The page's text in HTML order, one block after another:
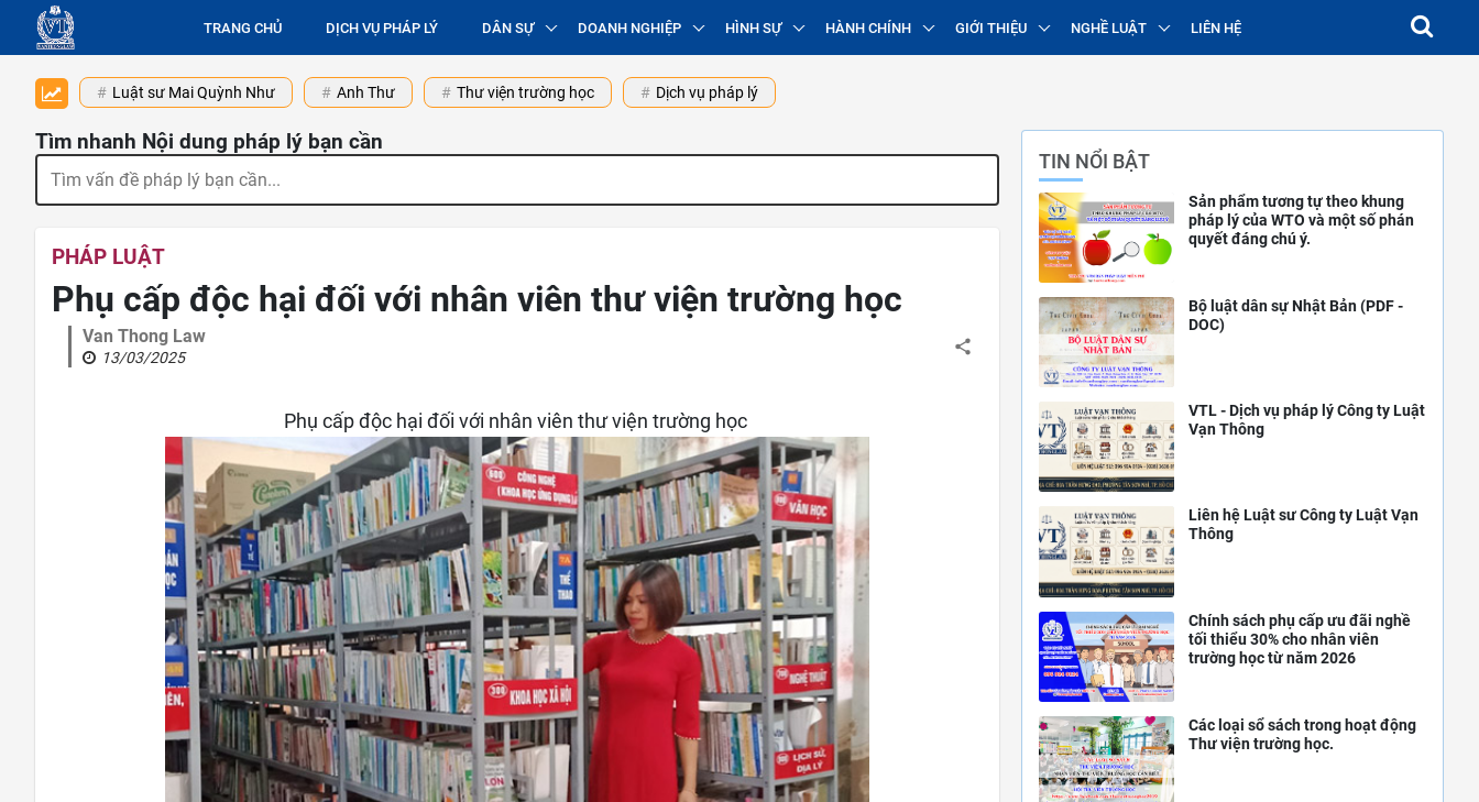
TRANG CHỦ DỊCH VỤ PHÁP LÝ DÂN SỰ DOANH NGHIỆP HÌNH SỰ HÀNH CHÍNH GIỚI THIỆU NGHỀ LUẬT LIÊN HỆ
Luật sư Mai Quỳnh Như Anh Thư Thư viện trường học Dịch vụ pháp lý
Tìm nhanh Nội dung pháp lý bạn cần
PHÁP LUẬT
Phụ cấp độc hại đối với nhân viên thư viện trường học
Van Thong Law
13/03/2025
Phụ cấp độc hại đối với nhân viên thư viện trường học
TIN NỔI BẬT
Sản phẩm tương tự theo khung
pháp lý của WTO và một số phán
quyết đáng chú ý.
Bộ luật dân sự Nhật Bản (PDF -
DOC)
VTL - Dịch vụ pháp lý Công ty Luật
Vạn Thông
Liên hệ Luật sư Công ty Luật Vạn
Thông
Chính sách phụ cấp ưu đãi nghề
tối thiểu 30% cho nhân viên
trường học từ năm 2026
Các loại sổ sách trong hoạt động
Thư viện trường học.